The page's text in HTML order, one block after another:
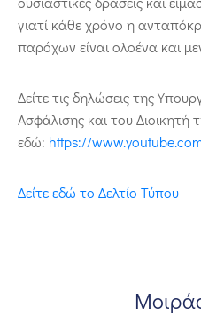
γιατί κάθε χρόνο η
παρόχων είναι ολοένα και
Δείτε τις δηλώσεις της
Ασφάλισης και του Διοικητή
εδώ: https://
Δείτε εδώ το Δελτίο Τύπου